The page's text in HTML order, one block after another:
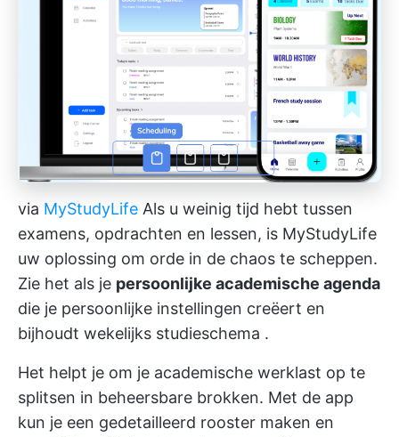
via MyStudyLife Als u weinig tijd hebt tussen
examens, opdrachten en lessen, is MyStudyLife
uw oplossing om orde in de chaos te scheppen.
Zie het als je persoonlijke academische agenda
die je persoonlijke instellingen creëert en
bijhoudt wekelijks studieschema .
Het helpt je om je academische werklast op te
splitsen in beheersbare brokken. Met de app
kun je een gedetailleerd rooster maken en